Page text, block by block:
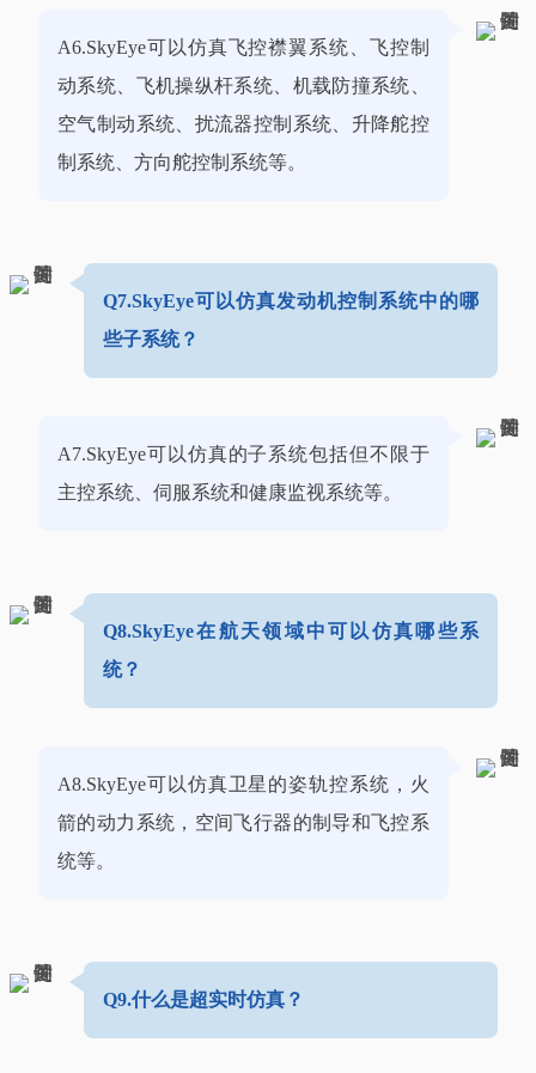
A6.SkyEye可以仿真飞控襟翼系统、飞控制
动系统、飞机操纵杆系统、机载防撞系统、
空气制动系统、扰流器控制系统、升降舵控
制系统、方向舵控制系统等。
Q7.SkyEye可以仿真发动机控制系统中的哪
些子系统？
A7.SkyEye可以仿真的子系统包括但不限于
主控系统、伺服系统和健康监视系统等。
Q8.SkyEye在航天领域中可以仿真哪些系
统？
A8.SkyEye可以仿真卫星的姿轨控系统，火
箭的动力系统，空间飞行器的制导和飞控系
统等。
Q9.什么是超实时仿真？